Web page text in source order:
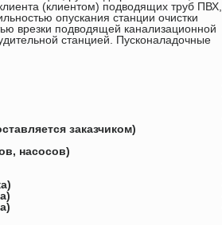
(клиентом) подводящих труб ПВХ,
опускания станции очистки
врезки подводящей канализационной
станцией. Пусконаладочные
заказчиком)
насосов)